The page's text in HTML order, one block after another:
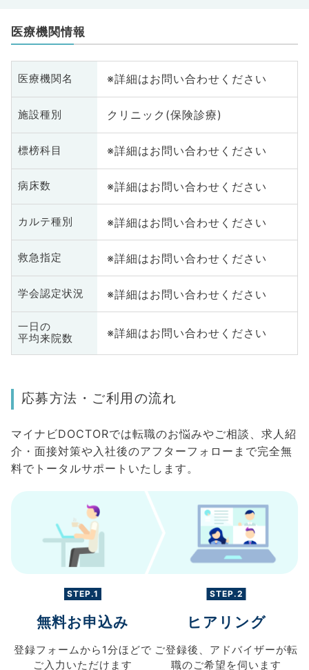
医療機関情報
医療機関名 ※詳細はお問い合わせください
施設種別 クリニック(保険診療)
標榜科目 ※詳細はお問い合わせください
病床数 ※詳細はお問い合わせください
カルテ種別 ※詳細はお問い合わせください
救急指定 ※詳細はお問い合わせください
学会認定状況 ※詳細はお問い合わせください
一日の
平均来院数
※詳細はお問い合わせください
応募方法・ご利用の流れ
マイナビDOCTORでは転職のお悩みやご相談、求人紹
介・面接対策や入社後のアフターフォローまで完全無
料でトータルサポートいたします。
STEP.1
無料お申込み
登録フォームから 1分ほどで
ご入力 いただけます
STEP.2
ヒアリング
ご登録後、 アドバイザーが転
職のご希望を伺います